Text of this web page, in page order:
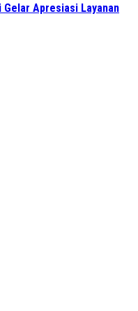
Gelar Apresiasi Layanan